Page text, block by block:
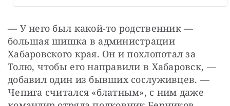
— У него был какой-то родственник —
большая шишка в администрации
Хабаровского края. Он и похлопотал за
Толю, чтобы его направили в Хабаровск, —
добавил один из бывших сослуживцев. —
Чепига считался «блатным», с ним даже